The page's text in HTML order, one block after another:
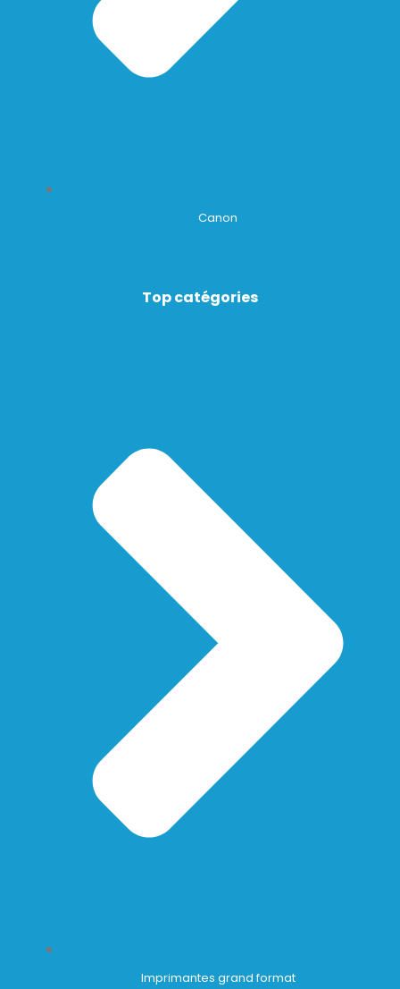
Canon
Top catégories
Imprimantes grand format